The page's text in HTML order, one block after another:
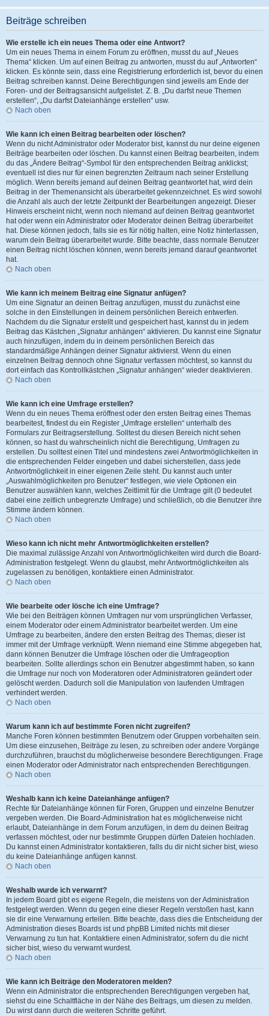
Beiträge schreiben
Wie erstelle ich ein neues Thema oder eine Antwort?
Um ein neues Thema in einem Forum zu eröffnen, musst du auf „Neues
Thema“ klicken. Um auf einen Beitrag zu antworten, musst du auf „Antworten“
klicken. Es könnte sein, dass eine Registrierung erforderlich ist, bevor du einen
Beitrag schreiben kannst. Deine Berechtigungen sind jeweils am Ende der
Foren- und der Beitragsansicht aufgelistet. Z. B. „Du darfst neue Themen
erstellen“, „Du darfst Dateianhänge erstellen“ usw.
Nach oben
Wie kann ich einen Beitrag bearbeiten oder löschen?
Wenn du nicht Administrator oder Moderator bist, kannst du nur deine eigenen
Beiträge bearbeiten oder löschen. Du kannst einen Beitrag bearbeiten, indem
du das „Ändere Beitrag“-Symbol für den entsprechenden Beitrag anklickst;
eventuell ist dies nur für einen begrenzten Zeitraum nach seiner Erstellung
möglich. Wenn bereits jemand auf deinen Beitrag geantwortet hat, wird dein
Beitrag in der Themenansicht als überarbeitet gekennzeichnet. Es wird sowohl
die Anzahl als auch der letzte Zeitpunkt der Bearbeitungen angezeigt. Dieser
Hinweis erscheint nicht, wenn noch niemand auf deinen Beitrag geantwortet
hat oder wenn ein Administrator oder Moderator deinen Beitrag überarbeitet
hat. Diese können jedoch, falls sie es für nötig halten, eine Notiz hinterlassen,
warum dein Beitrag überarbeitet wurde. Bitte beachte, dass normale Benutzer
einen Beitrag nicht löschen können, wenn bereits jemand darauf geantwortet
hat.
Nach oben
Wie kann ich meinem Beitrag eine Signatur anfügen?
Um eine Signatur an deinen Beitrag anzufügen, musst du zunächst eine
solche in den Einstellungen in deinem persönlichen Bereich entwerfen.
Nachdem du die Signatur erstellt und gespeichert hast, kannst du in jedem
Beitrag das Kästchen „Signatur anhängen“ aktivieren. Du kannst eine Signatur
auch hinzufügen, indem du in deinem persönlichen Bereich das
standardmäßige Anhängen deiner Signatur aktivierst. Wenn du einen
einzelnen Beitrag dennoch ohne Signatur verfassen möchtest, so kannst du
dort einfach das Kontrollkästchen „Signatur anhängen“ wieder deaktivieren.
Nach oben
Wie kann ich eine Umfrage erstellen?
Wenn du ein neues Thema eröffnest oder den ersten Beitrag eines Themas
bearbeitest, findest du ein Register „Umfrage erstellen“ unterhalb des
Formulars zur Beitragserstellung. Solltest du diesen Bereich nicht sehen
können, so hast du wahrscheinlich nicht die Berechtigung, Umfragen zu
erstellen. Du solltest einen Titel und mindestens zwei Antwortmöglichkeiten in
die entsprechenden Felder eingeben und dabei sicherstellen, dass jede
Antwortmöglichkeit in einer eigenen Zeile steht. Du kannst auch unter
„Auswahlmöglichkeiten pro Benutzer“ festlegen, wie viele Optionen ein
Benutzer auswählen kann, welches Zeitlimit für die Umfrage gilt (0 bedeutet
dabei eine zeitlich unbegrenzte Umfrage) und schließlich, ob die Benutzer ihre
Stimme ändern können.
Nach oben
Wieso kann ich nicht mehr Antwortmöglichkeiten erstellen?
Die maximal zulässige Anzahl von Antwortmöglichkeiten wird durch die Board-
Administration festgelegt. Wenn du glaubst, mehr Antwortmöglichkeiten als
zugelassen zu benötigen, kontaktiere einen Administrator.
Nach oben
Wie bearbeite oder lösche ich eine Umfrage?
Wie bei den Beiträgen können Umfragen nur vom ursprünglichen Verfasser,
einem Moderator oder einem Administrator bearbeitet werden. Um eine
Umfrage zu bearbeiten, ändere den ersten Beitrag des Themas; dieser ist
immer mit der Umfrage verknüpft. Wenn niemand eine Stimme abgegeben hat,
dann können Benutzer die Umfrage löschen oder die Umfrageoption
bearbeiten. Sollte allerdings schon ein Benutzer abgestimmt haben, so kann
die Umfrage nur noch von Moderatoren oder Administratoren geändert oder
gelöscht werden. Dadurch soll die Manipulation von laufenden Umfragen
verhindert werden.
Nach oben
Warum kann ich auf bestimmte Foren nicht zugreifen?
Manche Foren können bestimmten Benutzern oder Gruppen vorbehalten sein.
Um diese einzusehen, Beiträge zu lesen, zu schreiben oder andere Vorgänge
durchzuführen, brauchst du möglicherweise besondere Berechtigungen. Frage
einen Moderator oder Administrator nach entsprechenden Berechtigungen.
Nach oben
Weshalb kann ich keine Dateianhänge anfügen?
Rechte für Dateianhänge können für Foren, Gruppen und einzelne Benutzer
vergeben werden. Die Board-Administration hat es möglicherweise nicht
erlaubt, Dateianhänge in dem Forum anzufügen, in dem du deinen Beitrag
verfassen möchtest, oder nur bestimmte Gruppen dürfen Dateien hochladen.
Du kannst einen Administrator kontaktieren, falls du dir nicht sicher bist, wieso
du keine Dateianhänge anfügen kannst.
Nach oben
Weshalb wurde ich verwarnt?
In jedem Board gibt es eigene Regeln, die meistens von der Administration
festgelegt werden. Wenn du gegen eine dieser Regeln verstoßen hast, kann
sie dir eine Verwarnung erteilen. Bitte beachte, dass dies die Entscheidung der
Administration dieses Boards ist und phpBB Limited nichts mit dieser
Verwarnung zu tun hat. Kontaktiere einen Administrator, sofern du die nicht
sicher bist, wieso du verwarnt wurdest.
Nach oben
Wie kann ich Beiträge den Moderatoren melden?
Wenn ein Administrator die entsprechenden Berechtigungen vergeben hat,
siehst du eine Schaltfläche in der Nähe des Beitrags, um diesen zu melden.
Du wirst dann durch die weiteren Schritte geführt.